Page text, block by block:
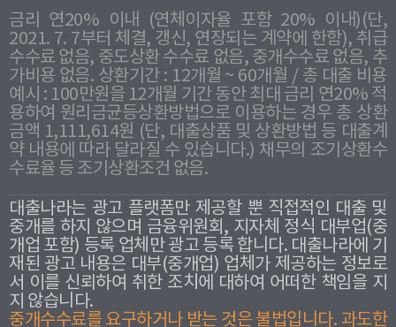
금리 연20% 이내 (연체이자율 포함 20% 이내)(단,
2021. 7. 7부터 체결, 갱신, 연장되는 계약에 한함), 취급
수수료 없음, 중도상환 수수료 없음, 중개수수료 없음, 추
가비용 없음. 상환기간 : 12개월 ~ 60개월 / 총 대출 비용
예시 : 100만원을 12개월 기간 동안 최대 금리 연20% 적
용하여 원리금균등상환방법으로 이용하는 경우 총 상환
금액 1,111,614원 (단, 대출상품 및 상환방법 등 대출계
약 내용에 따라 달라질 수 있습니다.) 채무의 조기상환수
수료율 등 조기상환조건 없음.
대출나라는 광고 플랫폼만 제공할 뿐 직접적인 대출 및
중개를 하지 않으며 금융위원회, 지자체 정식 대부업(중
개업 포함) 등록 업체만 광고 등록 합니다. 대출나라에 기
재된 광고 내용은 대부(중개업) 업체가 제공하는 정보로
서 이를 신뢰하여 취한 조치에 대하여 어떠한 책임을 지
지 않습니다.
중개수수료를 요구하거나 받는 것은 불법입니다. 과도한